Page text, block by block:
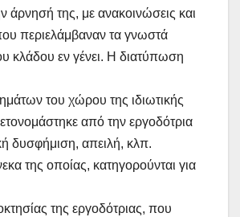
άρνησή της, με ανακοινώσεις και
περιελάμβαναν τα γνωστά
κλάδου εν γένει. Η διατύπωση
του χώρου της ιδιωτικής
από την εργοδότρια
δυσφήμιση, απειλή, κλπ.
της οποίας, κατηγορούνται για
της εργοδότριας, που